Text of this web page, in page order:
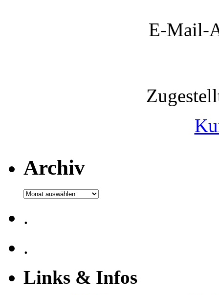
E-Mail-
Archiv
Archiv
.
.
Links & Infos